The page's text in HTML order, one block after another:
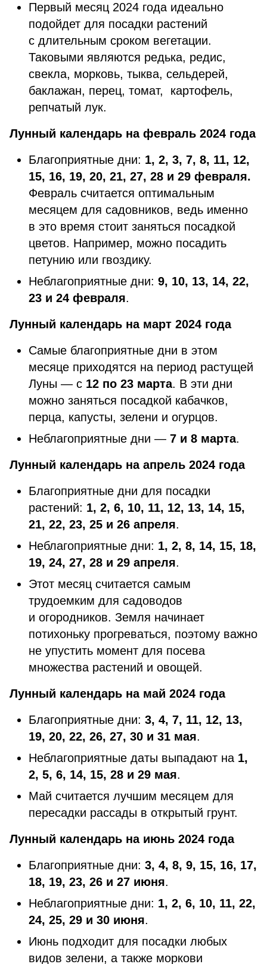
Первый месяц 2024 года идеально
подойдет для посадки растений
с длительным сроком вегетации.
Таковыми являются редька, редис,
свекла, морковь, тыква, сельдерей,
баклажан, перец, томат, картофель,
репчатый лук.
Лунный календарь на февраль 2024 года
Благоприятные дни: 1, 2, 3, 7, 8, 11, 12,
15, 16, 19, 20, 21, 27, 28 и 29 февраля.
Февраль считается оптимальным
месяцем для садовников, ведь именно
в это время стоит заняться посадкой
цветов. Например, можно посадить
петунию или гвоздику.
Неблагоприятные дни: 9, 10, 13, 14, 22,
23 и 24 февраля.
Лунный календарь на март 2024 года
Самые благоприятные дни в этом
месяце приходятся на период растущей
Луны — с 12 по 23 марта. В эти дни
можно заняться посадкой кабачков,
перца, капусты, зелени и огурцов.
Неблагоприятные дни — 7 и 8 марта.
Лунный календарь на апрель 2024 года
Благоприятные дни для посадки
растений: 1, 2, 6, 10, 11, 12, 13, 14, 15,
21, 22, 23, 25 и 26 апреля.
Неблагоприятные дни: 1, 2, 8, 14, 15, 18,
19, 24, 27, 28 и 29 апреля.
Этот месяц считается самым
трудоемким для садоводов
и огородников. Земля начинает
потихоньку прогреваться, поэтому важно
не упустить момент для посева
множества растений и овощей.
Лунный календарь на май 2024 года
Благоприятные дни: 3, 4, 7, 11, 12, 13,
19, 20, 22, 26, 27, 30 и 31 мая.
Неблагоприятные даты выпадают на 1,
2, 5, 6, 14, 15, 28 и 29 мая.
Май считается лучшим месяцем для
пересадки рассады в открытый грунт.
Лунный календарь на июнь 2024 года
Благоприятные дни: 3, 4, 8, 9, 15, 16, 17,
18, 19, 23, 26 и 27 июня.
Неблагоприятные дни: 1, 2, 6, 10, 11, 22,
24, 25, 29 и 30 июня.
Июнь подходит для посадки любых
видов зелени, а также моркови